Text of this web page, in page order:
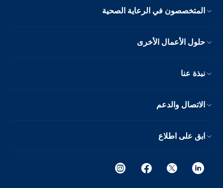
المتخصصون في الرعاية الصحية
حلول الأعمال الأخرى
نبذة عنا
الاتصال والدعم
ابق على اطلاع